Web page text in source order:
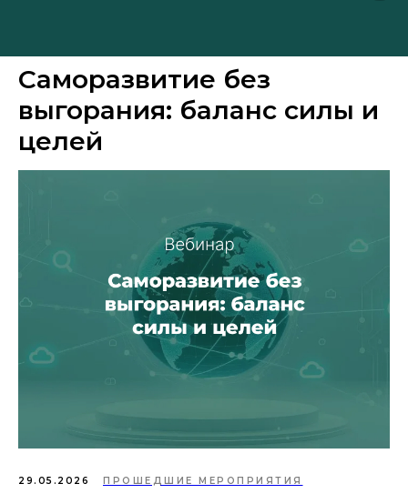
Саморазвитие без
выгорания: баланс силы и
целей
29.05.2026 ПРОШЕДШИЕ МЕРОПРИЯТИЯ